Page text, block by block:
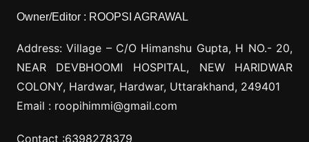
Owner/Editor : ROOPSI AGRAWAL
Address: Village – C/O Himanshu Gupta, H NO.- 20,
NEAR DEVBHOOMI HOSPITAL, NEW HARIDWAR
COLONY, Hardwar, Hardwar, Uttarakhand, 249401
Email : roopihimmi@gmail.com
Contact :6398278379